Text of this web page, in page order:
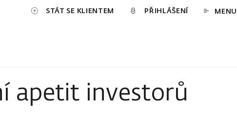
STÁT SE KLIENTEM PŘIHLÁŠENÍ MENU
apetit investorů